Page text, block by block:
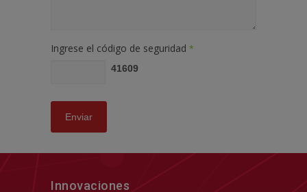
Ingrese el código de seguridad *
41609
Enviar
Innovaciones